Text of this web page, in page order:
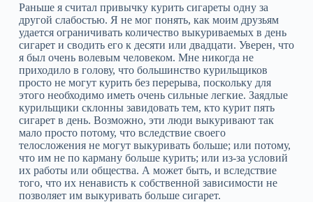
Раньше я считал привычку курить сигареты одну за
другой слабостью. Я не мог понять, как моим друзьям
удается ограничивать количество выкуриваемых в день
сигарет и сводить его к десяти или двадцати. Уверен, что
я был очень волевым человеком. Мне никогда не
приходило в голову, что большинство курильщиков
просто не могут курить без перерыва, поскольку для
этого необходимо иметь очень сильные легкие. Заядлые
курильщики склонны завидовать тем, кто курит пять
сигарет в день. Возможно, эти люди выкуривают так
мало просто потому, что вследствие своего
телосложения не могут выкуривать больше; или потому,
что им не по карману больше курить; или из‑за условий
их работы или общества. А может быть, и вследствие
того, что их ненависть к собственной зависимости не
позволяет им выкуривать больше сигарет.